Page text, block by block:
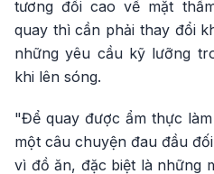
tương đối cao về mặt
quay thì cần phải thay đổi
những yêu cầu kỹ lưỡng
khi lên sóng.
"Để quay được ẩm thực
một câu chuyện đau đầu
vì đồ ăn, đặc biệt là những